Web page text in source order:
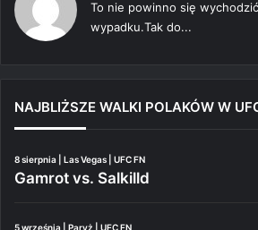
To nie powinno się
wypadku.Tak do...
NAJBLIŻSZE WALKI POLAKÓW W
8 sierpnia | Las Vegas | UFC FN
Gamrot vs. Salkilld
5 września | Paryż | UFC FN